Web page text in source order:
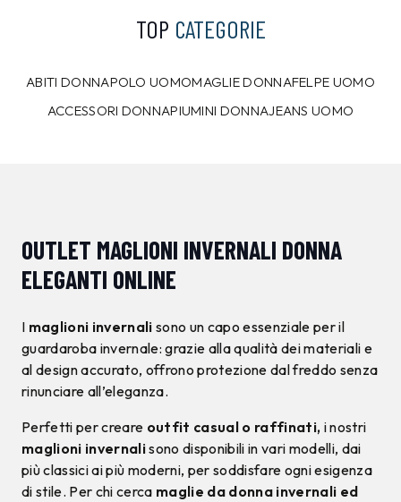
TOP CATEGORIE
ABITI DONNAPOLO UOMOMAGLIE DONNAFELPE UOMO
ACCESSORI DONNAPIUMINI DONNAJEANS UOMO
OUTLET MAGLIONI INVERNALI DONNA
ELEGANTI ONLINE
I maglioni invernalisono un capo essenziale per il
guardaroba invernale: grazie alla qualità dei materiali e
al design accurato, offrono protezione dal freddo senza
rinunciare all’eleganza.
Perfetti per creare outfit casual o raffinati, i nostri
maglioni invernalisono disponibili in vari modelli, dai
più classici ai più moderni, per soddisfare ogni esigenza
di stile. Per chi cerca maglie da donna invernali ed